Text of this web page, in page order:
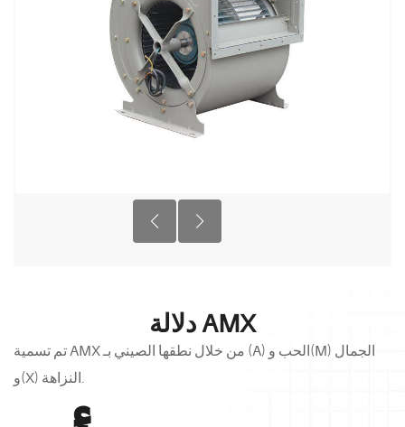
دلالة AMX
تم تسمية AMX من خلال نطقها الصيني بـ (A) الحب و(M) الجمال
و(X) النزاهة.